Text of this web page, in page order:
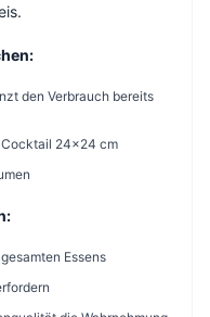
den Verbrauch bereits
Cocktail 24×24 cm
Essens